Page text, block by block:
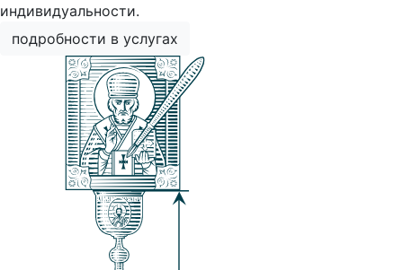
индивидуальности.
подробности в услугах